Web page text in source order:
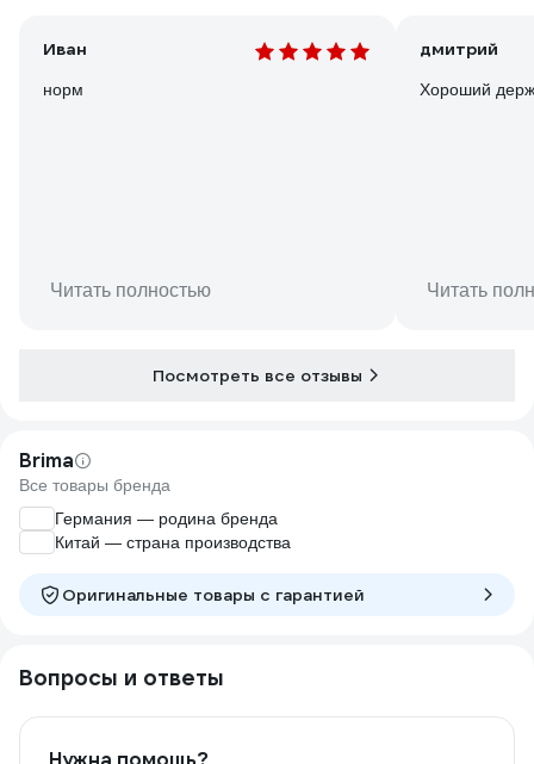
Иван
норм
Читать полностью
дмитрий
Хороший
Читать
Посмотреть все отзывы
Brima
Все товары бренда
Германия — родина бренда
Китай — страна производства
Оригинальные товары c гарантией
Вопросы и ответы